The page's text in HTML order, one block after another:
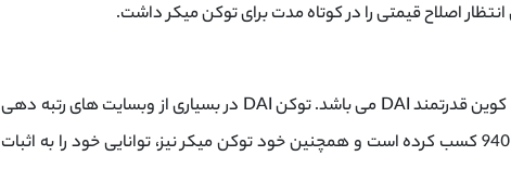
اصلاح قیمتی را در کوتاه مدت برای توکن میکر داشت.
توکن میکر (Maker) برادر استیبل کوین قدرتمند DAI می باشد. توکن DAI در بسیاری از وبسایت های رتبه دهی
از جمله مولفه فیکاس امتیاز بالای 940 کسب کرده است و همچنین خود توکن میکر نیز، توانایی خود را به اثبات